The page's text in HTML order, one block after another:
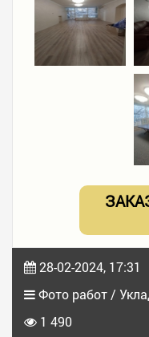
28-02-2024, 17:31
Фото работ /
1 490